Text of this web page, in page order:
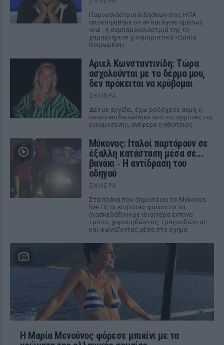
Παρουσιάστρια ειδήσεων στις ΗΠΑ
αποκοιμήθηκε on air και έγινε αμέσως
viral - η συμπαρουσιάστριά της τη
χαρακτήρισε χιουμοριστικά «Ωραία
Κοιμωμένη».
Αριελ Κωνσταντινίδη: Τώρα
ασχολούνται με το δέρμα μου,
δεν πρόκειται να κρύβομαι
ΣΉΜΕΡΑ
Δεν με αγγίζει, έχω ροδόχρου ακμή, η
οποία επιδεινώθηκε από τις ορμόνες της
εγκυμοσύνης, ανέφερε η ηθοποιός
Μύκονος: Ιταλοί παρτάρουν σε
έξαλλη κατάσταση μέσα σε...
βανάκι ‑ Η αντίδραση του
οδηγού
ΣΉΜΕΡΑ
Στα πλάνα που δημοσιεύει το Mykonos
live TV, οι επιβάτες φαίνονται να
διασκεδάζουν με ιδιαίτερα έντονο
τρόπο, χοροπηδώντας, τραγουδώντας
και φωνάζοντας μέσα στο όχημα
Η Μαρία Μενούνος φόρεσε μπικίνι με τα